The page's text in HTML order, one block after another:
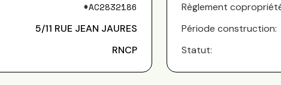
#AC2832186
5/11 RUE JEAN JAURES
RNCP
Règlement
Période construction:
Statut: